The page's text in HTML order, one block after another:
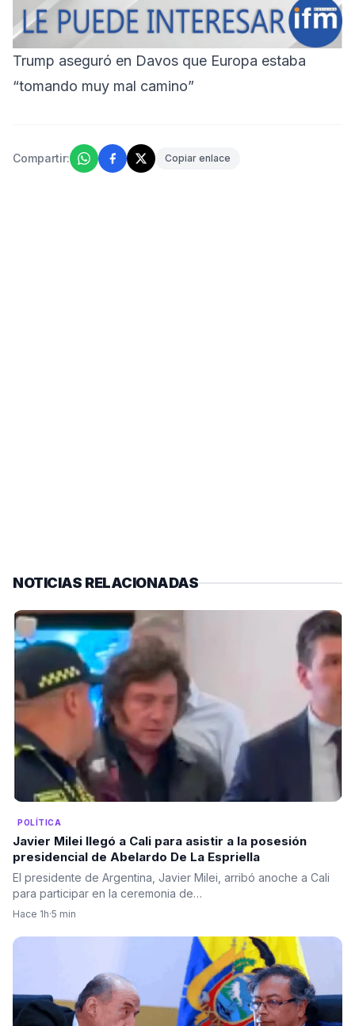
Trump aseguró en Davos que Europa estaba
“tomando muy mal camino”
Compartir: Copiar enlace
NOTICIAS RELACIONADAS
POLÍTICA
Javier Milei llegó a Cali para asistir a la posesión
presidencial de Abelardo De La Espriella
El presidente de Argentina, Javier Milei, arribó anoche a Cali
para participar en la ceremonia de…
Hace 1h·5 min